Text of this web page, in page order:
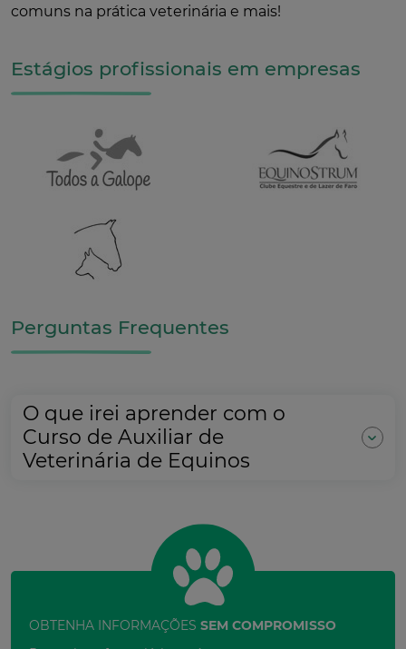
comuns na prática veterinária e mais!
Estágios profissionais em empresas
Perguntas Frequentes
O que irei aprender com o
Curso de Auxiliar de
Veterinária de Equinos
OBTENHA INFORMAÇÕES SEM COMPROMISSO